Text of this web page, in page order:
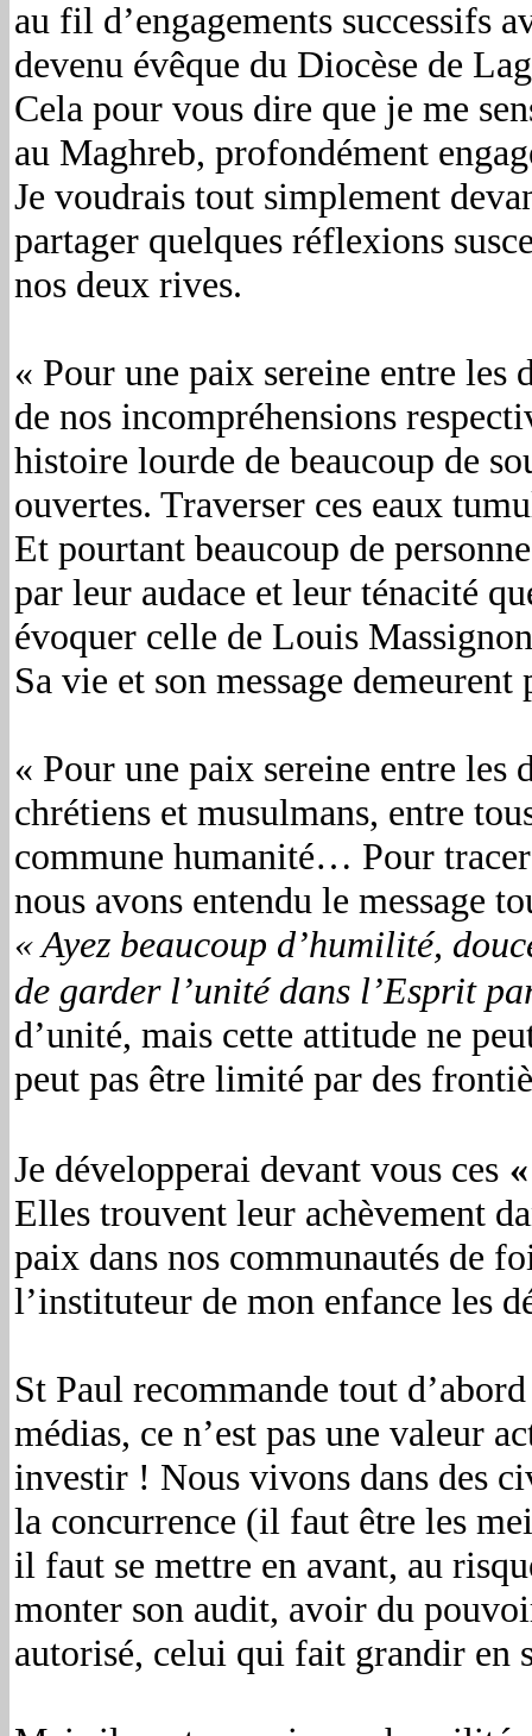
au fil d’engagements successifs
devenu évêque du Diocèse de
Cela pour vous dire que je me
au Maghreb, profondément
Je voudrais tout simplement
partager quelques réflexions
nos deux rives.
« Pour une paix sereine entre
de nos incompréhensions
histoire lourde de beaucoup de
ouvertes. Traverser ces eaux
Et pourtant beaucoup de
par leur audace et leur ténacité
évoquer celle de Louis
Sa vie et son message
« Pour une paix sereine entre
chrétiens et musulmans, entre
commune humanité… Pour
nous avons entendu le message
« Ayez beaucoup d’humilité,
de garder l’unité dans l’Esprit
d’unité, mais cette attitude ne
peut pas être limité par des
Je développerai devant vous ces
Elles trouvent leur achèvement
paix dans nos communautés de
l’instituteur de mon enfance les
St Paul recommande tout
médias, ce n’est pas une valeur
investir ! Nous vivons dans des
la concurrence (il faut être les
il faut se mettre en avant, au
monter son audit, avoir du
autorisé, celui qui fait grandir en